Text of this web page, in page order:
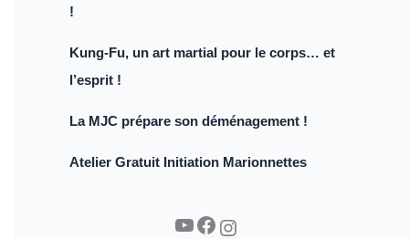
!
Kung-Fu, un art martial pour le corps… et
l’esprit !
La MJC prépare son déménagement !
Atelier Gratuit Initiation Marionnettes
YouTube Facebook Instagram